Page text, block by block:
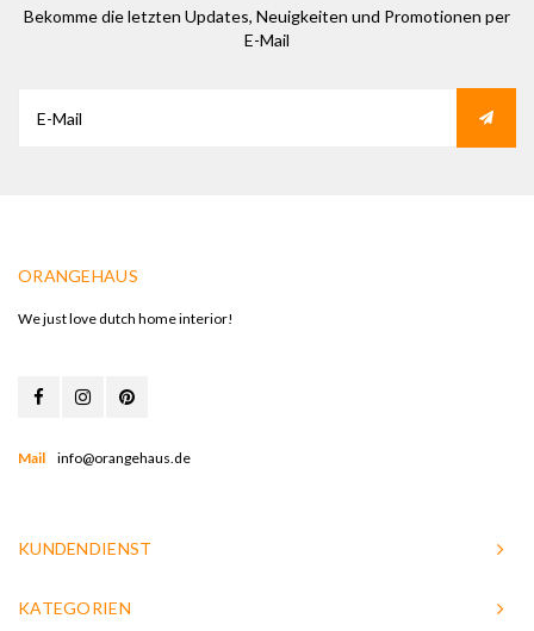
Bekomme die letzten Updates, Neuigkeiten und Promotionen per
E-Mail
ORANGEHAUS
We just love dutch home interior!
Mail info@orangehaus.de
KUNDENDIENST
KATEGORIEN